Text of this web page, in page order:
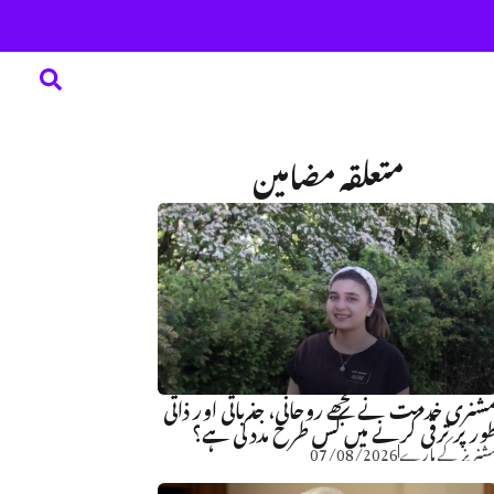
متعلقہ مضامین
خدمت نے مجھے روحانی، جذباتی اور ذاتی
پر ترقی کرنے میں کس طرح مدد کی ہے؟
کے بارے07/08/2026